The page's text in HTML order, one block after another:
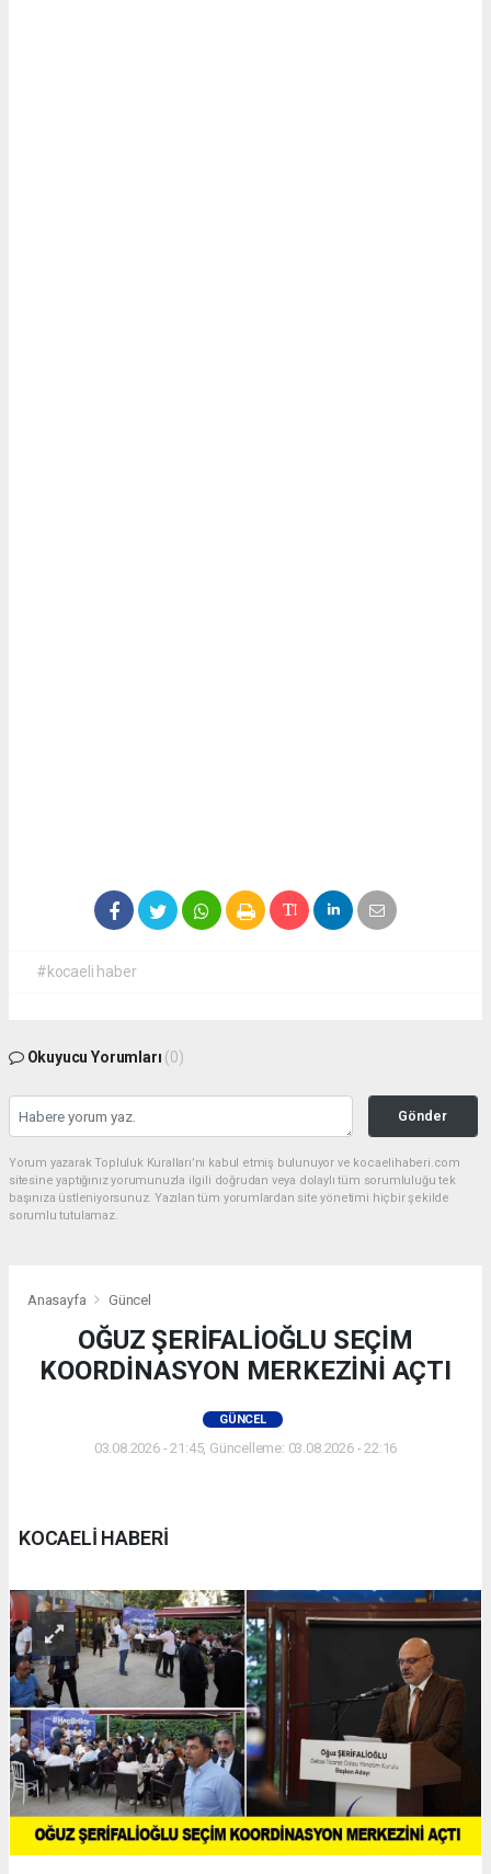
#kocaeli haber
Okuyucu Yorumları (0)
Gönder
Yorum yazarak Topluluk Kuralları’nı kabul etmiş bulunuyor ve kocaelihaberi.com
sitesine yaptığınız yorumunuzla ilgili doğrudan veya dolaylı tüm sorumluluğu tek
başınıza üstleniyorsunuz. Yazılan tüm yorumlardan site yönetimi hiçbir şekilde
sorumlu tutulamaz.
Anasayfa Güncel
OĞUZ ŞERİFALİOĞLU SEÇİM
KOORDİNASYON MERKEZİNİ AÇTI
GÜNCEL
03.08.2026 - 21:45, Güncelleme: 03.08.2026 - 22:16
KOCAELİ HABERİ